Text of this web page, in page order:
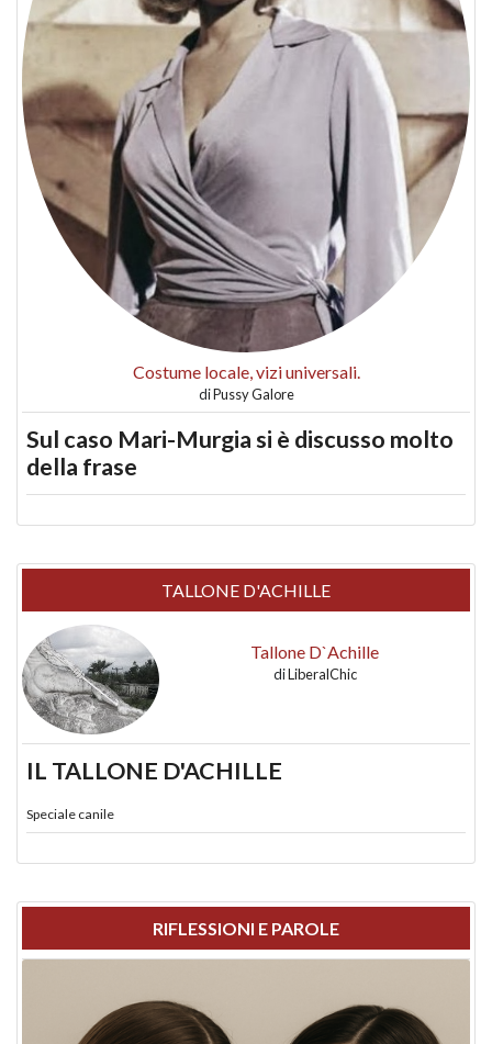
Costume locale, vizi universali.
diPussy Galore
Sul caso Mari-Murgia si è discusso molto
della frase
TALLONE D'ACHILLE
Tallone D`Achille
diLiberalChic
IL TALLONE D'ACHILLE
Speciale canile
RIFLESSIONI E PAROLE